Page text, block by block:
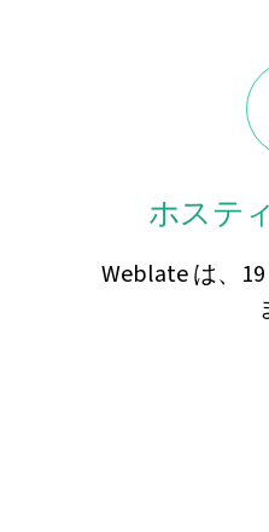
ホステ
Weblate は、